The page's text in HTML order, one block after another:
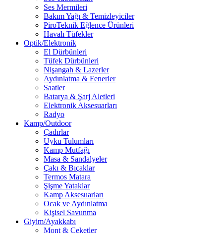
Ses Mermileri
Bakım Yağı & Temizleyiciler
PiroTeknik Eğlence Ürünleri
Havalı Tüfekler
Optik/Elektronik
El Dürbünleri
Tüfek Dürbünleri
Nişangah & Lazerler
Aydınlatma & Fenerler
Saatler
Batarya & Şarj Aletleri
Elektronik Aksesuarları
Radyo
Kamp/Outdoor
Çadırlar
Uyku Tulumları
Kamp Mutfağı
Masa & Sandalyeler
Çakı & Bıçaklar
Termos Matara
Şişme Yataklar
Kamp Aksesuarları
Ocak ve Aydınlatma
Kişisel Savunma
Giyim/Ayakkabı
Mont & Ceketler